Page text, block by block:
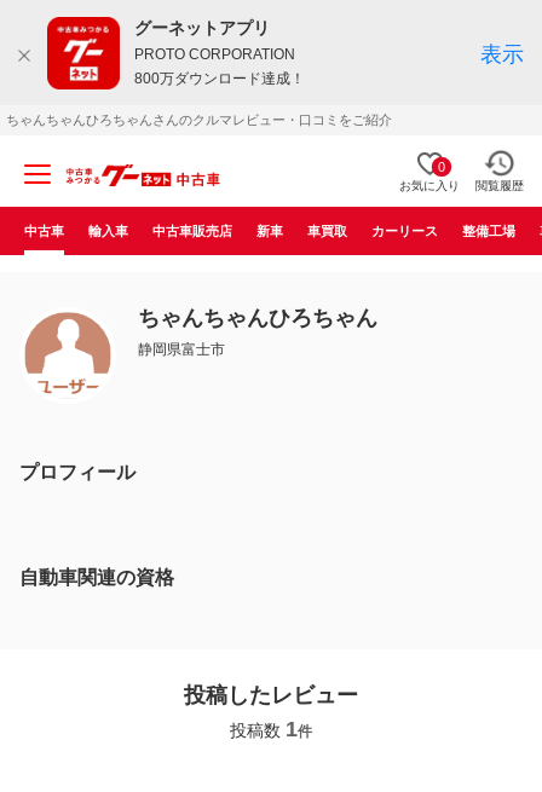
グーネットアプリ
PROTO CORPORATION
800万ダウンロード達成！
表示
ちゃんちゃんひろちゃんさんのクルマレビュー・口コミをご紹介
0
お気に入り 閲覧履歴
中古車 輸入車 中古車販売店 新車 車買取 カーリース 整備工場
ちゃんちゃんひろちゃん
静岡県富士市
プロフィール
自動車関連の資格
投稿したレビュー
投稿数 1件